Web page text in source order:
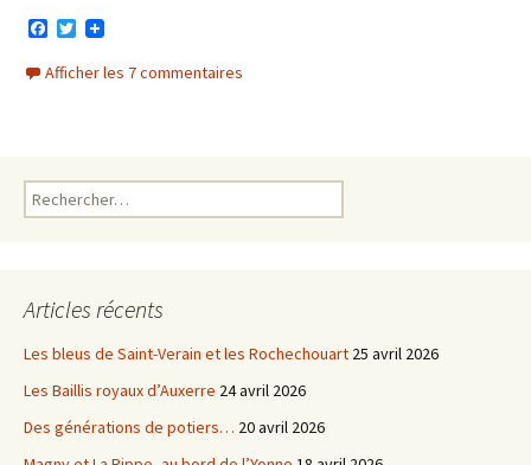
c
e
T
i
t
Afficher les 7 commentaires
Rechercher :
Articles récents
Les bleus de Saint-Verain et les Rochechouart 25 avril 2026
Les Baillis royaux d’Auxerre 24 avril 2026
Des générations de potiers… 20 avril 2026